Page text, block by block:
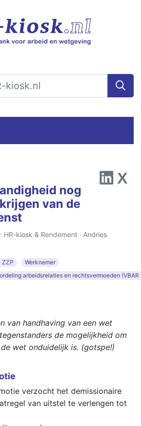
nog
van de
kiosk & Rendement · Andries
ZZP
Werknemer
arbeidsrelaties en rechtsvermoeden (VBAR
van handhaving van een wet
de mogelijkheid om
wet onduidelijk is. (gotspe!)
verzocht het demissionaire
van uitstel te verlengen tot